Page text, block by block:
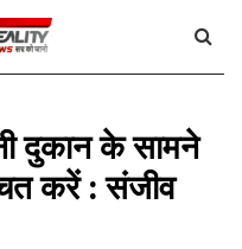
दुकान के सामने
करें : संजीव